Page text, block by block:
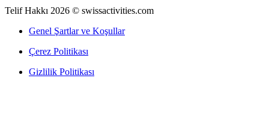
Telif Hakkı 2026 © swissactivities.com
Genel Şartlar ve Koşullar
Çerez Politikası
Gizlilik Politikası